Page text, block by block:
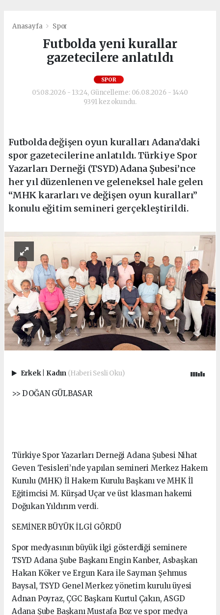
Anasayfa Spor
Futbolda yeni kurallar
gazetecilere anlatıldı
SPOR
05.08.2026 - 13:24, Güncelleme: 06.08.2026 - 14:40
9391 kez okundu.
Futbolda değişen oyun kuralları Adana’daki
spor gazetecilerine anlatıldı. Türkiye Spor
Yazarları Derneği (TSYD) Adana Şubesi’nce
her yıl düzenlenen ve geleneksel hale gelen
“MHK kararları ve değişen oyun kuralları”
konulu eğitim semineri gerçekleştirildi.
Erkek Kadın (Haberi Sesli Oku)
>> DOĞAN GÜLBASAR
Türkiye Spor Yazarları Derneği Adana Şubesi Nihat
Geven Tesisleri’nde yapılan semineri Merkez Hakem
Kurulu (MHK) İl Hakem Kurulu Başkanı ve MHK İl
Eğitimcisi M. Kürşad Uçar ve üst klasman hakemi
Doğukan Yıldırım verdi.
SEMİNER BÜYÜK İLGİ GÖRDÜ
Spor medyasının büyük ilgi gösterdiği seminere
TSYD Adana Şube Başkanı Engin Kanber, Asbaşkan
Hakan Köker ve Ergun Kara ile Sayman Şehmus
Baysal, TSYD Genel Merkez yönetim kurulu üyesi
Adnan Poyraz, ÇGC Başkanı Kurtul Çakın, ASGD
Adana Şube Başkanı Mustafa Boz ve spor medya